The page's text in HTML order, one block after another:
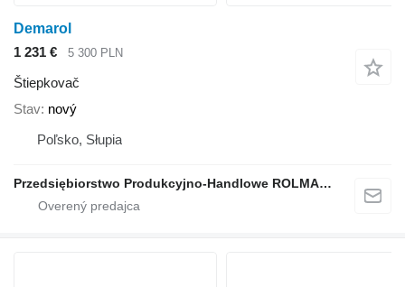
Demarol
1 231 €
5 300 PLN
Štiepkovač
Stav nový
Poľsko, Słupia
Przedsiębiorstwo Produkcyjno-Handlowe ROLMAPOL Marcin Dziekan